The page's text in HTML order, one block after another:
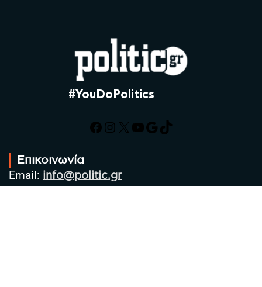
#YouDoPolitics
Facebook
Instagram
X YouTube
Google
TikTok
Επικοινωνία
Email: info@politic.gr
Τηλ: